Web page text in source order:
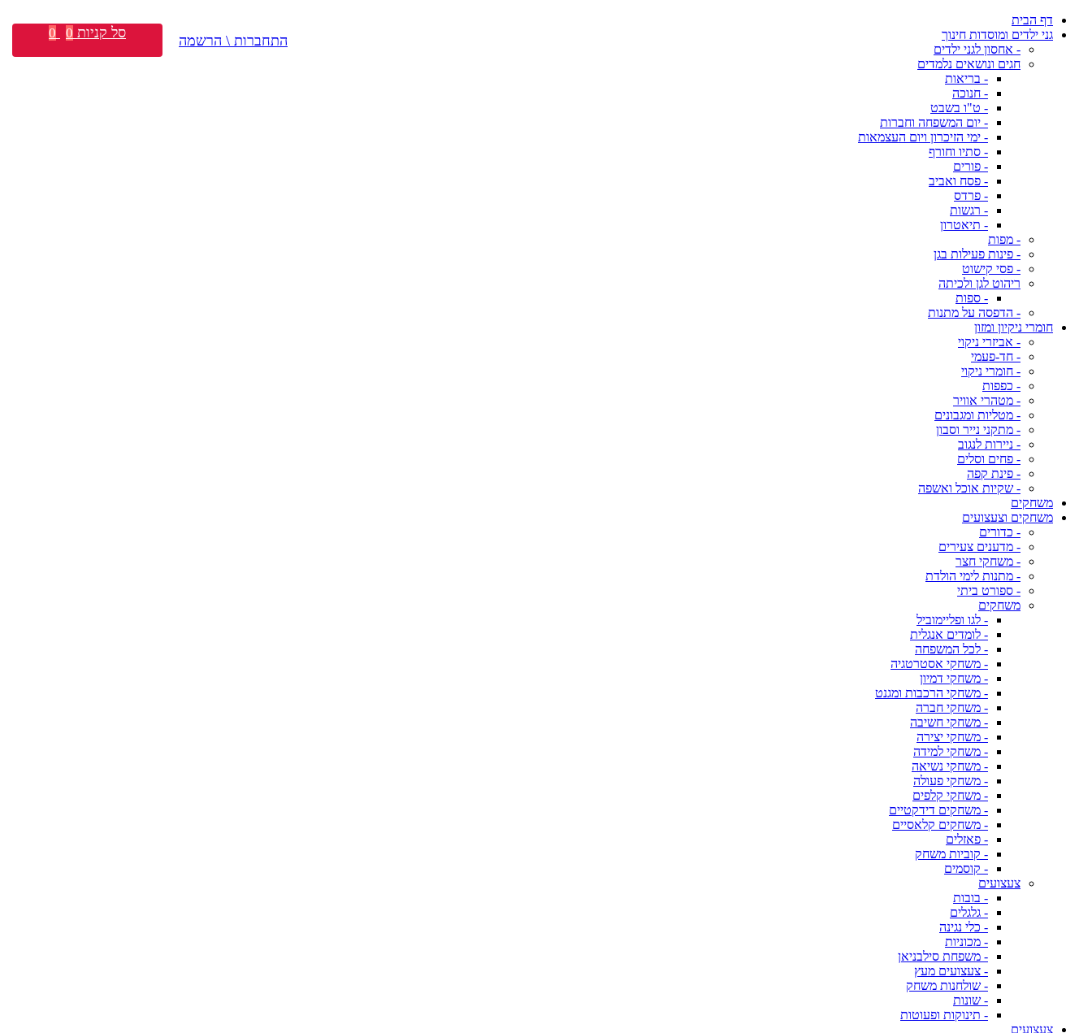
דף הבית
גני ילדים ומוסדות חינוך
- אחסון לגני ילדים
חגים ונושאים נלמדים
- בריאות
- חנוכה
- ט"ו בשבט
- יום המשפחה וחברות
- ימי הזיכרון ויום העצמאות
- סתיו וחורף
- פורים
- פסח ואביב
- פרדס
- רגשות
- תיאטרון
- מפות
- פינות פעילות בגן
- פסי קישוט
ריהוט לגן ולכיתה
- ספות
- הדפסה על מתנות
חומרי ניקיון ומזון
- אביזרי ניקוי
- חד-פעמי
- חומרי ניקוי
- כפפות
- מטהרי אוויר
- מטליות ומגבונים
- מתקני נייר וסבון
- ניירות לנגוב
- פחים וסלים
- פינת קפה
- שקיות אוכל ואשפה
משחקים
משחקים וצעצועים
- כדורים
- מדענים צעירים
- משחקי חצר
- מתנות לימי הולדת
- ספורט ביתי
משחקים
- לגו ופליימוביל
- לומדים אנגלית
- לכל המשפחה
- משחקי אסטרטגיה
- משחקי דמיון
- משחקי הרכבות ומגנט
- משחקי חברה
- משחקי חשיבה
- משחקי יצירה
- משחקי למידה
- משחקי נשיאה
- משחקי פעולה
- משחקי קלפים
- משחקים דידקטיים
- משחקים קלאסיים
- פאזלים
- קוביות משחק
- קוסמים
צעצועים
- בובות
- גלגלים
- כלי נגינה
- מכוניות
- משפחת סילבניאן
- צעצועים מעץ
- שולחנות משחק
- שונות
- תינוקות ופעוטות
צעצועים
התחברות \ הרשמה סל קניות 0
0